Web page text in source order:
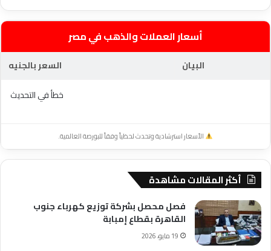
أسعار العملات والذهب في مصر
البيان
السعر بالجنيه
خطأ في التحديث
الأسعار استرشادية وتحدث لحظياً وفقاً للبورصة العالمية.
أكثر المقالات مشاهدة
فصل محصل بشركة توزيع كهرباء جنوب
القاهرة بقطاع إمبابة
19 مايو، 2026